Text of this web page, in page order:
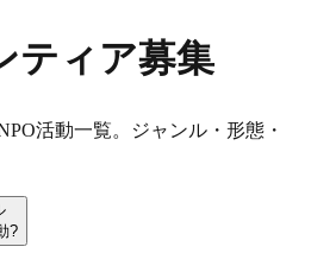
ティア募集
活動一覧。ジャンル・形態・
?